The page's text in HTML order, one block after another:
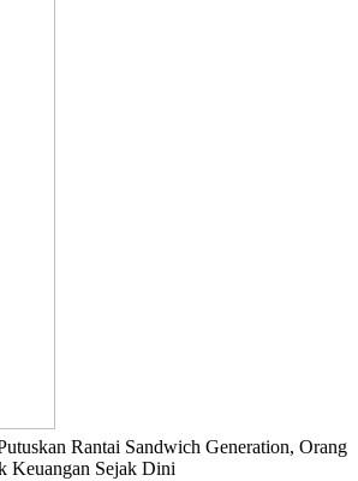
Rantai Sandwich Generation, Orang
Keuangan Sejak Dini